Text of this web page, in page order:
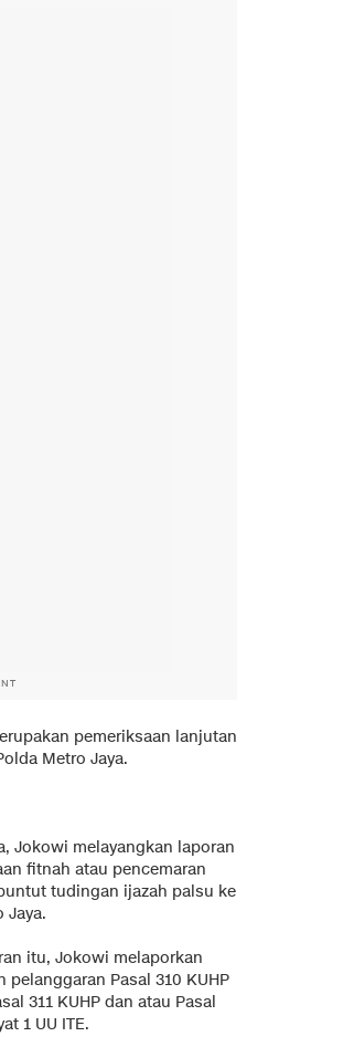
pemeriksaan lanjutan
Metro Jaya.
Jokowi melayangkan laporan
fitnah atau pencemaran
tudingan ijazah palsu ke
Jaya.
itu, Jokowi melaporkan
pelanggaran Pasal 310 KUHP
311 KUHP dan atau Pasal
1 UU ITE.